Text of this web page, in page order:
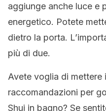
aggiunge anche luce e
energetico. Potete
dietro la porta.
più di due.
Avete voglia di mettere
raccomandazioni per
Shui in bagno? Se